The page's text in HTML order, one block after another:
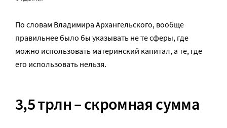
По словам Владимира Архангельского, вообще
правильнее было бы указывать не те сферы, где
можно использовать материнский капитал, а те, где
его использовать нельзя.
3,5 трлн – скромная сумма